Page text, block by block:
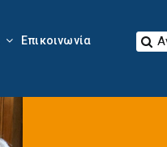
Επικοινωνία